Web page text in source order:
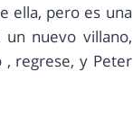
ella, pero es una
nuevo villano,
, regrese, y Peter